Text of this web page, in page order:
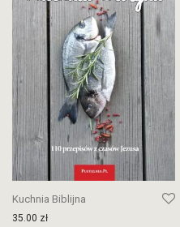
Kuchnia Biblijna
35.00 zł